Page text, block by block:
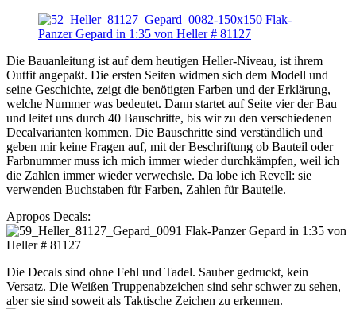
Die Bauanleitung ist auf dem heutigen Heller-Niveau, ist ihrem
Outfit angepaßt. Die ersten Seiten widmen sich dem Modell und
seine Geschichte, zeigt die benötigten Farben und der Erklärung,
welche Nummer was bedeutet. Dann startet auf Seite vier der Bau
und leitet uns durch 40 Bauschritte, bis wir zu den verschiedenen
Decalvarianten kommen. Die Bauschritte sind verständlich und
geben mir keine Fragen auf, mit der Beschriftung ob Bauteil oder
Farbnummer muss ich mich immer wieder durchkämpfen, weil ich
die Zahlen immer wieder verwechsle. Da lobe ich Revell: sie
verwenden Buchstaben für Farben, Zahlen für Bauteile.
Apropos Decals:
Die Decals sind ohne Fehl und Tadel. Sauber gedruckt, kein
Versatz. Die Weißen Truppenabzeichen sind sehr schwer zu sehen,
aber sie sind soweit als Taktische Zeichen zu erkennen.